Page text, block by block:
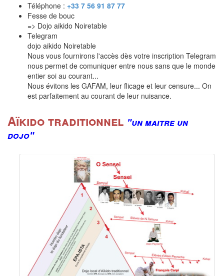
Téléphone : +33 7 56 91 87 77
Fesse de bouc
=> Dojo aikido Noiretable
Telegram
dojo aikido Noiretable
Nous vous fournirons l'accès dès votre inscription Telegram
nous permet de comuniquer entre nous sans que le monde
entier soi au courant...
Nous évitons les GAFAM, leur flicage et leur censure... On
est parfaitement au courant de leur nuisance.
Aïkido traditionnel "un maitre un
dojo"